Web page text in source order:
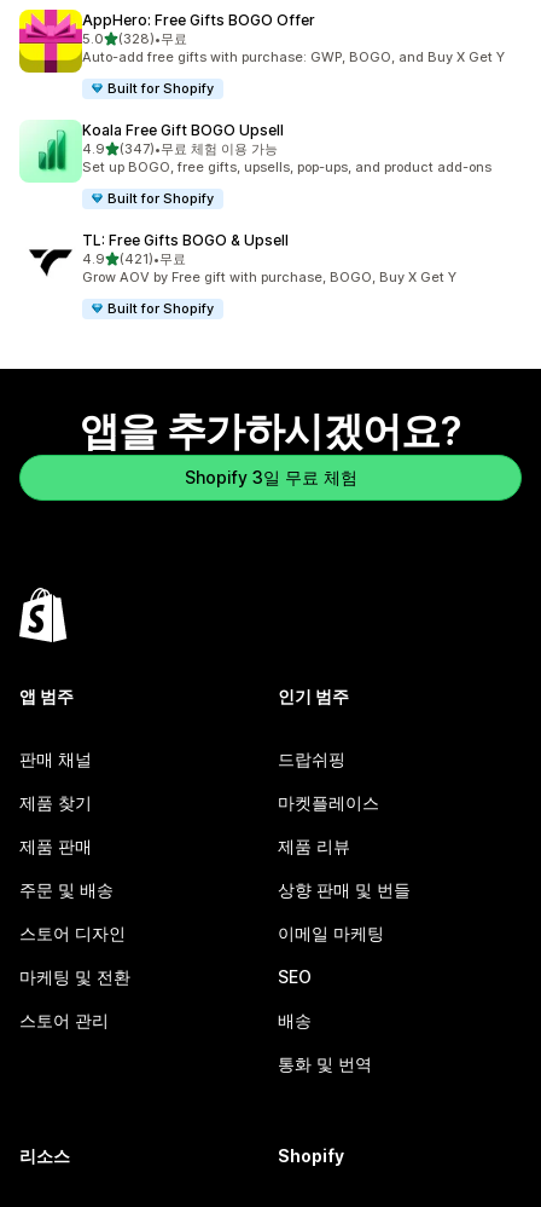
AppHero: Free Gifts BOGO Offer
5.0별 5개 중
(328)
총 리뷰 328개
•무료
Auto-add free gifts with purchase: GWP, BOGO, and Buy X Get Y
Built for Shopify
Koala Free Gift BOGO Upsell
4.9별 5개 중
(347)
총 리뷰 347개
•무료 체험 이용 가능
Set up BOGO, free gifts, upsells, pop-ups, and product add-ons
Built for Shopify
TL: Free Gifts BOGO & Upsell
4.9별 5개 중
(421)
총 리뷰 421개
•무료
Grow AOV by Free gift with purchase, BOGO, Buy X Get Y
Built for Shopify
앱을 추가하시겠어요?
Shopify 3일 무료 체험
앱 범주
판매 채널
제품 찾기
제품 판매
주문 및 배송
스토어 디자인
마케팅 및 전환
스토어 관리
인기 범주
드랍쉬핑
마켓플레이스
제품 리뷰
상향 판매 및 번들
이메일 마케팅
SEO
배송
통화 및 번역
리소스 Shopify